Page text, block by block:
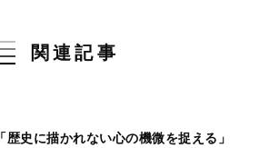
関連記事
「歴史に描かれない心の機微を捉える」